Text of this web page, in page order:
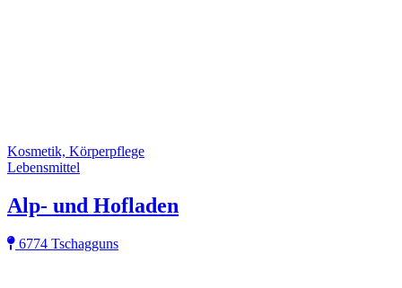
Kosmetik, Körperpflege
Lebensmittel
Alp- und Hofladen
6774 Tschagguns